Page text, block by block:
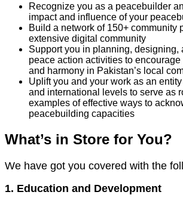
Recognize you as a peacebuilder
impact and influence of your
Build a network of 150+ community
extensive digital community
Support you in planning, designing,
peace action activities to
and harmony in Pakistan’s local
Uplift you and your work as an
and international levels to serve as
examples of effective ways to
peacebuilding capacities
What’s in Store for You?
We have got you covered with the
1. Education and Development